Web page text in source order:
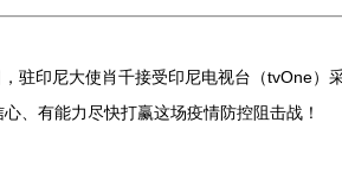
印尼大使肖千接受印尼电视台（tvOne）
、有能力尽快打赢这场疫情防控阻击战！